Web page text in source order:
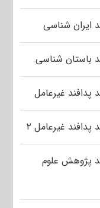
ایران شناسی
باستان شناسی
پدافند غیرعامل
غیرعامل ۲
پژوهش علوم